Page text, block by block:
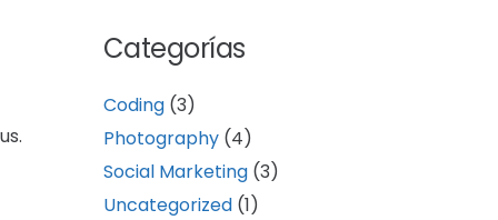
Categorías
Coding(3)
Photography(4)
Social Marketing(3)
Uncategorized(1)